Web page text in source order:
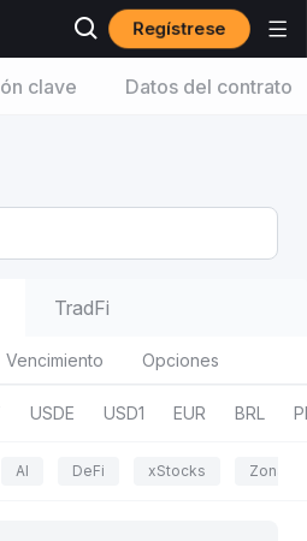
Regístrese
clave Datos del contrato
TradFi
Vencimiento Opciones
USDE USD1 EUR BRL
AI DeFi xStocks Zona